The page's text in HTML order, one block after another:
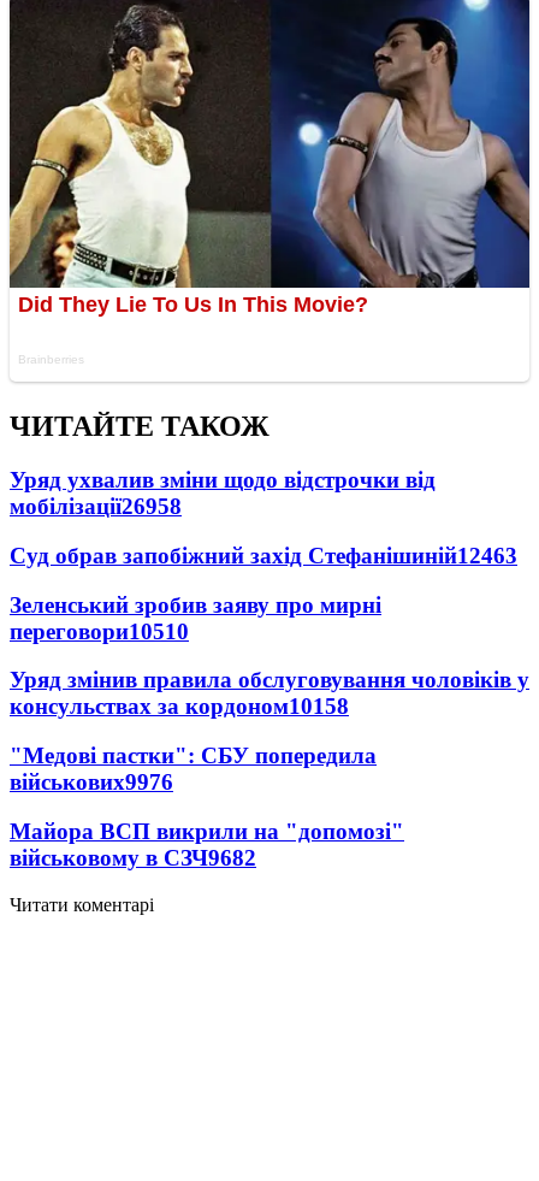
ЧИТАЙТЕ ТАКОЖ
Уряд ухвалив зміни щодо відстрочки від
мобілізації26958
Суд обрав запобіжний захід Стефанішиній12463
Зеленський зробив заяву про мирні
переговори10510
Уряд змінив правила обслуговування чоловіків у
консульствах за кордоном10158
"Медові пастки": СБУ попередила
військових9976
Майора ВСП викрили на "допомозі"
військовому в СЗЧ9682
Читати коментарі